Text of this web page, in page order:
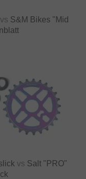
vs S&M Bikes "Mid
vs Salt "PRO"